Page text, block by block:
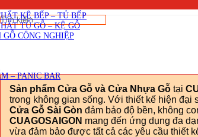
KỆ BẾP – TỦ BẾP
TỦ GỖ – KỆ GỖ
GỖ CÔNG NGHIỆP
– PANIC BAR
Tìm
kiếm:
Sản phẩm Cửa Gỗ và Cửa Nhựa Gỗ tại
trong không gian sống. Với thiết kế hiện đại
Cửa Gỗ Sài Gòn đảm bảo độ bền, không
CUAGOSAIGON mang đến ứng dụng đa
vừa đảm bảo được tất cả các yêu cầu thiết